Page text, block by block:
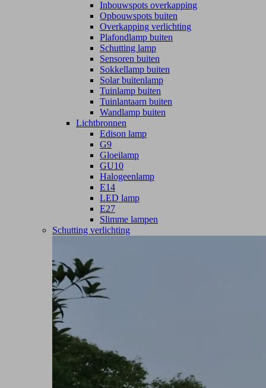
Inbouwspots overkapping
Opbouwspots buiten
Overkapping verlichting
Plafondlamp buiten
Schutting lamp
Sensoren buiten
Sokkellamp buiten
Solar buitenlamp
Tuinlamp buiten
Tuinlantaarn buiten
Wandlamp buiten
Lichtbronnen
Edison lamp
G9
Gloeilamp
GU10
Halogeenlamp
E14
LED lamp
E27
Slimme lampen
Schutting verlichting